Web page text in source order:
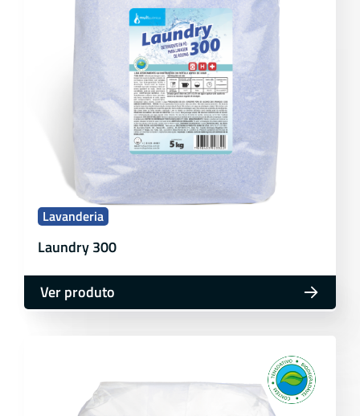
Lavanderia
Laundry 300
Ver produto